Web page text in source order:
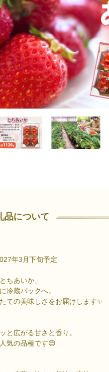
品について
年3月下旬予定
ちあいか」
冷蔵パックへ。
ての美味しさをお届けします✨
と広がる甘さと香り。
気の品種です😊